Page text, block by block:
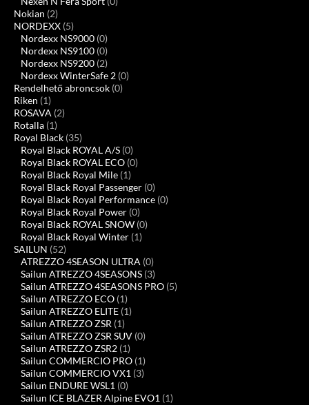
Nokian (2)
NORDEXX (5)
Nordexx NS9000 (0)
Nordexx NS9100 (0)
Nordexx NS9200 (2)
Nordexx WinterSafe 2 (0)
Rendelhető abroncsok (0)
Riken (1)
ROSAVA (2)
Rotalla (1)
Royal Black (35)
Royal Black ROYAL A/S (0)
Royal Black ROYAL ECO (0)
Royal Black Royal Mile (1)
Royal Black Royal Passenger (0)
Royal Black Royal Performance (0)
Royal Black Royal Power (0)
Royal Black ROYAL SNOW (0)
Royal Black Royal Winter (1)
SAILUN (52)
ATREZZO 4SEASON ULTRA (0)
Sailun ATREZZO 4SEASONS (3)
Sailun ATREZZO 4SEASONS PRO (5)
Sailun ATREZZO ECO (1)
Sailun ATREZZO ELITE (1)
Sailun ATREZZO ZSR (1)
Sailun ATREZZO ZSR SUV (0)
Sailun ATREZZO ZSR2 (1)
Sailun COMMERCIO PRO (1)
Sailun COMMERCIO VX1 (3)
Sailun ENDURE WSL1 (0)
Sailun ICE BLAZER Alpine EVO1 (1)